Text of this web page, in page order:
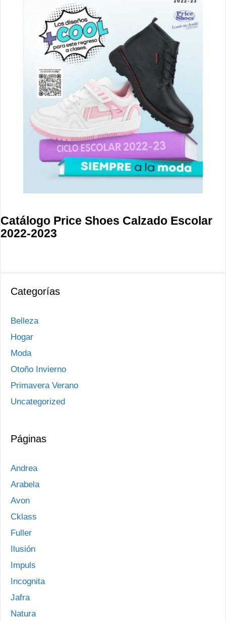
Catálogo Price Shoes Calzado Escolar
2022-2023
Categorías
Belleza
Hogar
Moda
Otoño Invierno
Primavera Verano
Uncategorized
Páginas
Andrea
Arabela
Avon
Cklass
Fuller
Ilusión
Impuls
Incognita
Jafra
Natura